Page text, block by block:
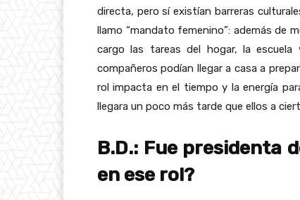
directa, pero sí existían barreras
llamo “mandato femenino”: además de
cargo las tareas del hogar, la
compañeros podían llegar a casa a
rol impacta en el tiempo y la energía
llegara un poco más tarde que ellos a
B.D.: Fue presidenta
en ese rol?